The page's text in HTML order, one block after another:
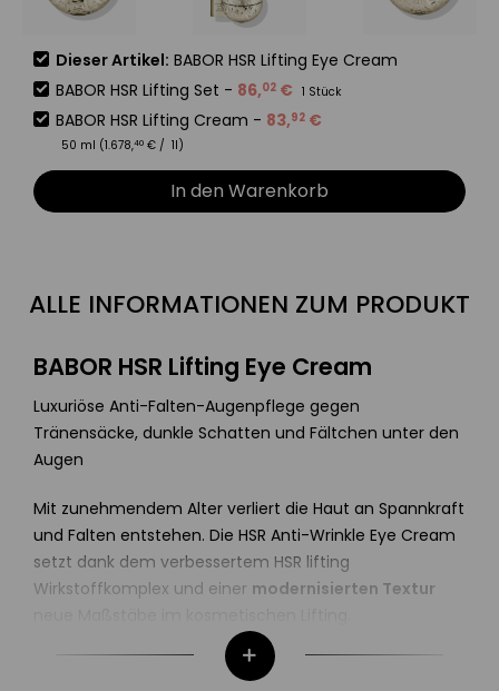
Dieser Artikel: BABOR HSR Lifting Eye Cream
BABOR HSR Lifting Set - 86,02 € 1 Stück
BABOR HSR Lifting Cream - 83,92 €
50 ml (1.678,40 € / 1l)
In den Warenkorb
ALLE INFORMATIONEN ZUM PRODUKT
BABOR HSR Lifting Eye Cream
Luxuriöse Anti-Falten-Augenpflege gegen
Tränensäcke, dunkle Schatten und Fältchen unter den
Augen
Mit zunehmendem Alter verliert die Haut an Spannkraft
und Falten entstehen. Die HSR Anti-Wrinkle Eye Cream
setzt dank dem verbessertem HSR lifting
Wirkstoffkomplex und einer modernisierten Textur
Sechs Hochleistungsinhaltsstoffe wirken effektiv gegen